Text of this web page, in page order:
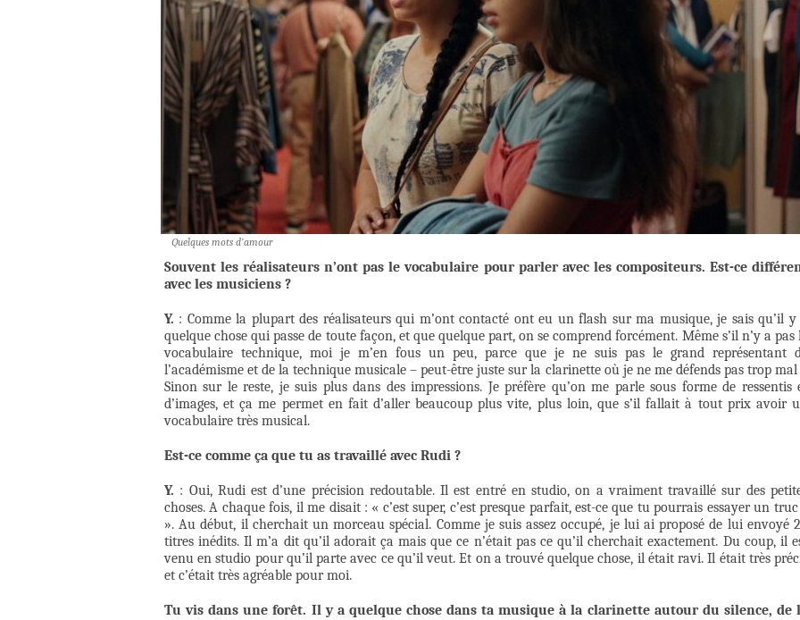
Quelques mots d’amour
Souvent les réalisateurs n’ont pas le vocabulaire pour parler avec les compositeurs. Est-ce
avec les musiciens ?
Y. : Comme la plupart des réalisateurs qui m’ont contacté ont eu un flash sur ma musique, je sais qu’il y
quelque chose qui passe de toute façon, et que quelque part, on se comprend forcément. Même s’il n’y a pas
vocabulaire technique, moi je m’en fous un peu, parce que je ne suis pas le grand représentant
l’académisme et de la technique musicale – peut-être juste sur la clarinette où je ne me défends pas trop mal
Sinon sur le reste, je suis plus dans des impressions. Je préfère qu’on me parle sous forme de ressentis
d’images, et ça me permet en fait d’aller beaucoup plus vite, plus loin, que s’il fallait à tout prix avoir
vocabulaire très musical.
Est-ce comme ça que tu as travaillé avec Rudi ?
Y. : Oui, Rudi est d’une précision redoutable. Il est entré en studio, on a vraiment travaillé sur des
choses. A chaque fois, il me disait : « c’est super, c’est presque parfait, est-ce que tu pourrais essayer un truc
». Au début, il cherchait un morceau spécial. Comme je suis assez occupé, je lui ai proposé de lui envoyé
titres inédits. Il m’a dit qu’il adorait ça mais que ce n’était pas ce qu’il cherchait exactement. Du coup, il
venu en studio pour qu’il parte avec ce qu’il veut. Et on a trouvé quelque chose, il était ravi. Il était très
et c’était très agréable pour moi.
Tu vis dans une forêt. Il y a quelque chose dans ta musique à la clarinette autour du silence, de